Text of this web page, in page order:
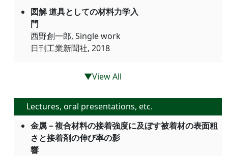
図解 道具としての材料力学入
門
西野創一郎, Single work
日刊工業新聞社, 2018
▼View All
Lectures, oral presentations, etc.
金属－複合材料の接着強度に及ぼす被着材の表面粗
さと接着剤の伸び率の影
響